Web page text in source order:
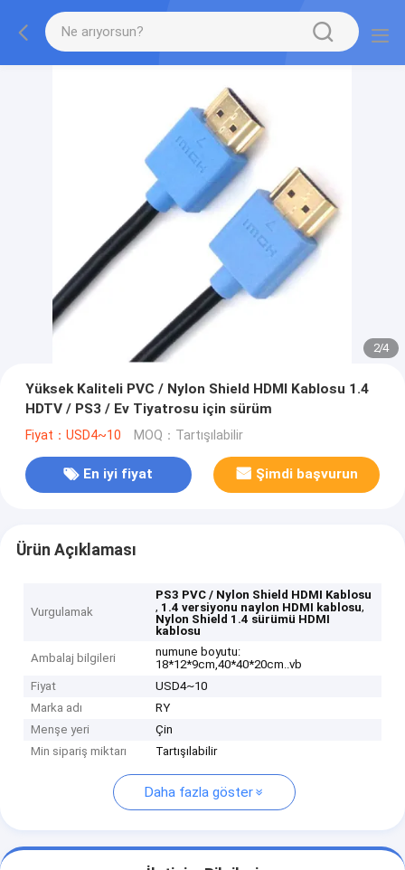
2/4
Yüksek Kaliteli PVC / Nylon Shield HDMI Kablosu 1.4
HDTV / PS3 / Ev Tiyatrosu için sürüm
Fiyat：USD4~10 MOQ：Tartışılabilir
En iyi fiyat Şimdi başvurun
Ürün Açıklaması
Vurgulamak
PS3 PVC / Nylon Shield HDMI Kablosu
, 1.4 versiyonu naylon HDMI kablosu,
Nylon Shield 1.4 sürümü HDMI
kablosu
Ambalaj bilgileri
numune boyutu:
18*12*9cm,40*40*20cm..vb
Fiyat
USD4~10
Marka adı
RY
Menşe yeri
Çin
Min sipariş miktarı
Tartışılabilir
Daha fazla göster